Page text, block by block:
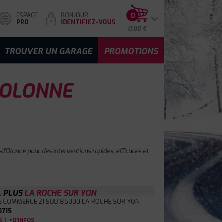
ESPACE
PRO
BONJOUR,
IDENTIFIEZ-VOUS
0
0.00 €
TROUVER UN GARAGE PROMOTIONS
pour des interventions rapides, efficaces et
PLUSLA ROCHE SUR YON
COMMERCE ZI SUD 85000 LA ROCHE SUR YON
| +D'INFOS